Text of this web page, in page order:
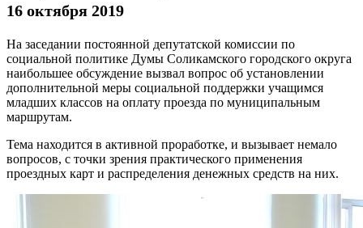
16 октября 2019
На заседании постоянной депутатской комиссии по
социальной политике Думы Соликамского городского округа
наибольшее обсуждение вызвал вопрос об установлении
дополнительной меры социальной поддержки учащимся
младших классов на оплату проезда по муниципальным
маршрутам.
Тема находится в активной проработке, и вызывает немало
вопросов, с точки зрения практического применения
проездных карт и распределения денежных средств на них.